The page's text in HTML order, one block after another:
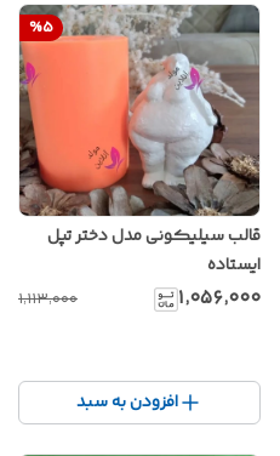
%5
قالب سیلیکونی مدل دختر تپل
ایستاده
۱٬۰۵۶٬۰۰۰ ۱٬۱۱۳٬۰۰۰
افزودن به سبد